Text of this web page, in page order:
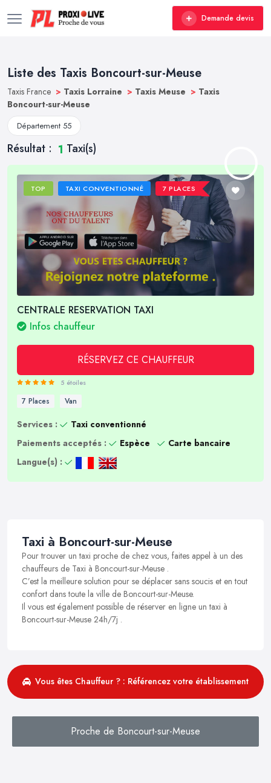
Demande devis
Liste des Taxis Boncourt-sur-Meuse
Taxis France > Taxis Lorraine > Taxis Meuse > Taxis
Boncourt-sur-Meuse
Département 55
Résultat : 1 Taxi(s)
TOP TAXI CONVENTIONNÉ 7 PLACES
CENTRALE RESERVATION TAXI
Infos chauffeur
RÉSERVEZ CE CHAUFFEUR
5 étoiles
7 Places Van
Services :
Taxi conventionné
Paiements acceptés :
Espèce
Carte bancaire
Langue(s) :
Taxi à Boncourt-sur-Meuse
Pour trouver un taxi proche de chez vous, faites appel à un des
chauffeurs de Taxi à Boncourt-sur-Meuse .
C’est la meilleure solution pour se déplacer sans soucis et en tout
confort dans toute la ville de Boncourt-sur-Meuse.
Il vous est également possible de réserver en ligne un taxi à
Boncourt-sur-Meuse 24h/7j .
Vous êtes Chauffeur ? : Référencez votre établissement
Proche de Boncourt-sur-Meuse